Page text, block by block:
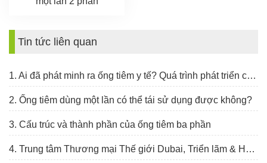
Tin tức liên quan
1. Ai đã phát minh ra ống tiêm y tế? Quá trình phát triển của ống tiêm diễn ra như thế nào?
2. Ống tiêm dùng một lần có thể tái sử dụng được không?
3. Cấu trúc và thành phần của ống tiêm ba phần
4. Trung tâm Thương mại Thế giới Dubai, Triển lãm & Hội nghị Y tế Ả Rập, 30 tháng 1 - 2 tháng 2 năm 2023